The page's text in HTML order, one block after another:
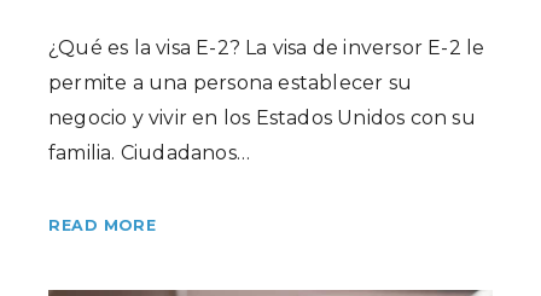
¿Qué es la visa E-2? La visa de inversor E-2 le
permite a una persona establecer su
negocio y vivir en los Estados Unidos con su
familia. Ciudadanos…
READ MORE